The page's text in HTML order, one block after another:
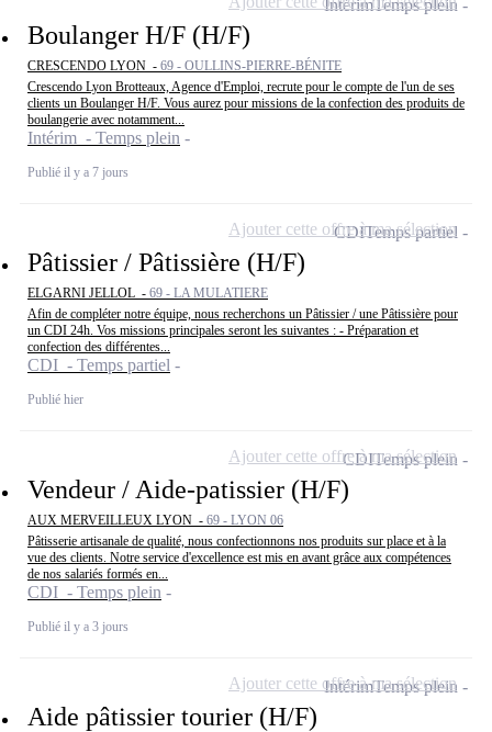
Boulanger H/F (H/F)
CRESCENDO LYON - 69 - OULLINS-PIERRE-BÉNITE
Crescendo Lyon Brotteaux, Agence d'Emploi, recrute pour le compte de l'un de ses
clients un Boulanger H/F. Vous aurez pour missions de la confection des produits de
boulangerie avec notamment...
Intérim - Temps plein
Publié il y a 7 jours
IntérimTemps plein
Pâtissier / Pâtissière (H/F)
ELGARNI JELLOL - 69 - LA MULATIERE
Afin de compléter notre équipe, nous recherchons un Pâtissier / une Pâtissière pour
un CDI 24h. Vos missions principales seront les suivantes : - Préparation et
confection des différentes...
CDI - Temps partiel
Publié hier
CDITemps partiel
Ajouter cette offre à ma sélection
Vendeur / Aide-patissier (H/F)
AUX MERVEILLEUX LYON - 69 - LYON 06
Pâtisserie artisanale de qualité, nous confectionnons nos produits sur place et à la
vue des clients. Notre service d'excellence est mis en avant grâce aux compétences
de nos salariés formés en...
CDI - Temps plein
Publié il y a 3 jours
CDITemps plein
Ajouter cette offre à ma sélection
Aide pâtissier tourier (H/F)
IntérimTemps plein
Ajouter cette offre à ma sélection